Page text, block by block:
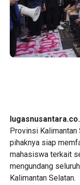
Provinsi Kalimantan
pihaknya siap
mahasiswa terkait
mengundang
Kalimantan Selatan.